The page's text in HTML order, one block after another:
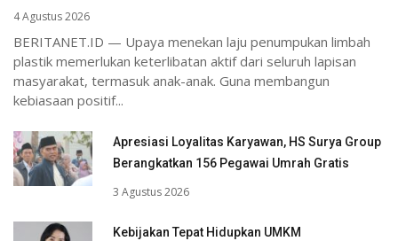
4 Agustus 2026
BERITANET.ID — Upaya menekan laju penumpukan limbah
plastik memerlukan keterlibatan aktif dari seluruh lapisan
masyarakat, termasuk anak-anak. Guna membangun
kebiasaan positif...
Apresiasi Loyalitas Karyawan, HS Surya Group
Berangkatkan 156 Pegawai Umrah Gratis
3 Agustus 2026
Kebijakan Tepat Hidupkan UMKM